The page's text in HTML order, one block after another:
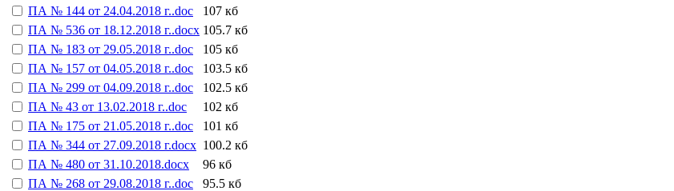
ПА № 144 от 24.04.2018 г..doc
107 кб
ПА № 536 от 18.12.2018 г..docx 105.7 кб
ПА № 183 от 29.05.2018 г..doc
105 кб
ПА № 157 от 04.05.2018 г..doc
103.5 кб
ПА № 299 от 04.09.2018 г..doc
102.5 кб
ПА № 43 от 13.02.2018 г..doc
102 кб
ПА № 175 от 21.05.2018 г..doc
101 кб
ПА № 344 от 27.09.2018 г.docx 100.2 кб
ПА № 480 от 31.10.2018.docx
96 кб
ПА № 268 от 29.08.2018 г..doc
95.5 кб